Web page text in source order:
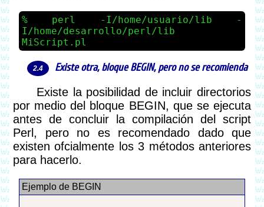
perl -I/home/usuario/lib -
I/home/desarrollo/perl/lib
MiScript.pl
Existe otra, bloque BEGIN, pero no se recomienda
Existe la posibilidad de incluir directorios
por medio del bloque BEGIN, que se ejecuta
antes de concluir la compilación del script
Perl, pero no es recomendado dado que
existen ofcialmente los 3 métodos anteriores
para hacerlo.